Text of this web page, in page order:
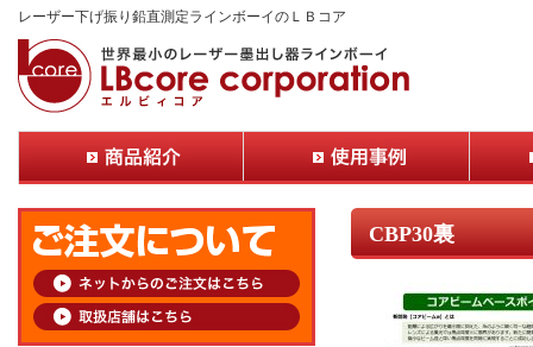
レーザー下げ振り鉛直測定ラインボーイのＬＢコア
CBP30裏